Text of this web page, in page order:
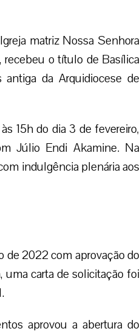
matriz Nossa Senhora
recebeu o título de Basílica
da Arquidiocese de
15h do dia 3 de fevereiro,
Júlio Endi Akamine. Na
indulgência plenária aos
de 2022 com aprovação do
uma carta de solicitação foi
aprovou a abertura do